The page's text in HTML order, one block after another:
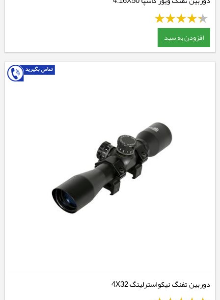
افزودن به سبد
دوربین تفنگ نیکواسترلینگ 4X32